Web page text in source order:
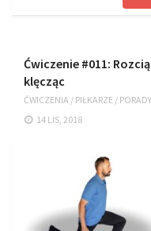
Ćwiczenie #011:
klęcząc
ĆWICZENIA / PIŁKARZE /
14 LIS, 2018